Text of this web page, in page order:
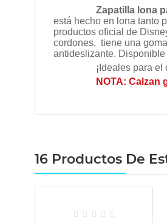
Zapatilla lona
está hecho en lona tanto
productos oficial de
cordones, tiene una
antideslizante.
¡Ideales para el
NOTA: Calzan
16 Productos De